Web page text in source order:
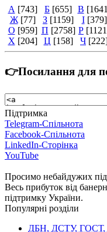
А [743] Б [655] В
Ж [77] З [1159] І [379]
О [959] П [2758] Р
Х [204] Ц [158] Ч
👉Посилання для
Підтримка
Telegram-Спільнота
Facebook-Спільнота
LinkedIn-Сторінка
YouTube
Просимо небайдужих
Весь прибуток від
підтримку України.
Популярні розділи
ДБН, ДСТУ, ГОСТ,